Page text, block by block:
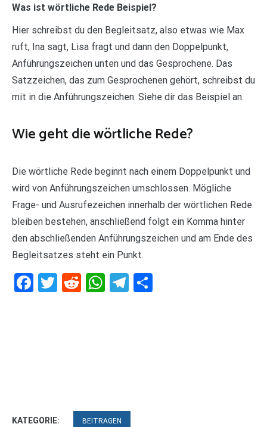
Was ist wörtliche Rede Beispiel?
Hier schreibst du den Begleitsatz, also etwas wie Max
ruft, Ina sagt, Lisa fragt und dann den Doppelpunkt,
Anführungszeichen unten und das Gesprochene. Das
Satzzeichen, das zum Gesprochenen gehört, schreibst du
mit in die Anführungszeichen. Siehe dir das Beispiel an.
Wie geht die wörtliche Rede?
Die wörtliche Rede beginnt nach einem Doppelpunkt und
wird von Anführungszeichen umschlossen. Mögliche
Frage- und Ausrufezeichen innerhalb der wörtlichen Rede
bleiben bestehen, anschließend folgt ein Komma hinter
den abschließenden Anführungszeichen und am Ende des
Begleitsatzes steht ein Punkt.
Facebook
Twitter
RedditWhatsApp
Telegram
KATEGORIE: BEITRAGEN